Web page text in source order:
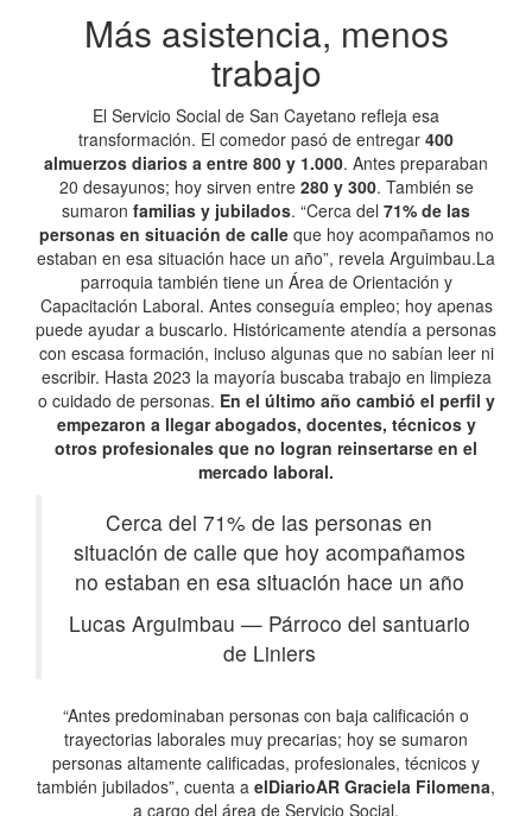
Más asistencia, menos
trabajo
El Servicio Social de San Cayetano refleja esa
transformación. El comedor pasó de entregar 400
almuerzos diarios a entre 800 y 1.000. Antes preparaban
20 desayunos; hoy sirven entre 280 y 300. También se
sumaron familias y jubilados. “Cerca del 71% de las
personas en situación de calleque hoy acompañamos no
estaban en esa situación hace un año”, revela Arguimbau.La
parroquia también tiene un Área de Orientación y
Capacitación Laboral. Antes conseguía empleo; hoy apenas
puede ayudar a buscarlo. Históricamente atendía a personas
con escasa formación, incluso algunas que no sabían leer ni
escribir. Hasta 2023 la mayoría buscaba trabajo en limpieza
o cuidado de personas. En el último año cambió el perfil y
empezaron a llegar abogados, docentes, técnicos y
otros profesionales que no logran reinsertarse en el
mercado laboral.
Cerca del 71% de las personas en
situación de calle que hoy acompañamos
no estaban en esa situación hace un año
Lucas Arguimbau —Párroco del santuario
de Liniers
“Antes predominaban personas con baja calificación o
trayectorias laborales muy precarias; hoy se sumaron
personas altamente calificadas, profesionales, técnicos y
también jubilados”, cuenta a elDiarioAR Graciela Filomena,
a cargo del área de Servicio Social.